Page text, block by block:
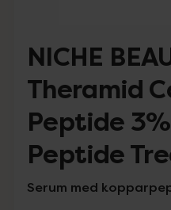
NICHE
Theramid
Peptide
Peptide
Serum med